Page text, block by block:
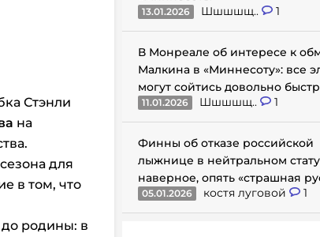
Стэнли
на
для
в том, что
до родины: в
13.01.2026 Шшшшщ.. 1
В Монреале об интересе к
Малкина в «Миннесоту»: все
могут сойтись довольно
11.01.2026 Шшшшщ.. 1
Финны об отказе российской
лыжнице в нейтральном
наверное, опять «страшная
05.01.2026 костя луговой 1